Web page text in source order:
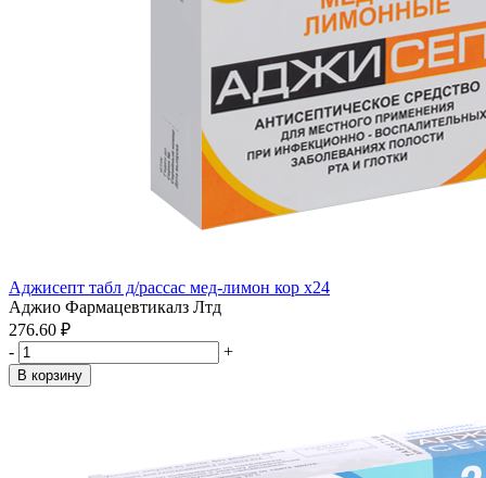
Аджисепт табл д/рассас мед-лимон кор x24
Аджио Фармацевтикалз Лтд
276.60 ₽
-
+
В корзину